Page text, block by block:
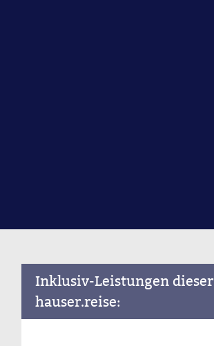
Inklusiv-Leistungen dieser
hauser.reise: